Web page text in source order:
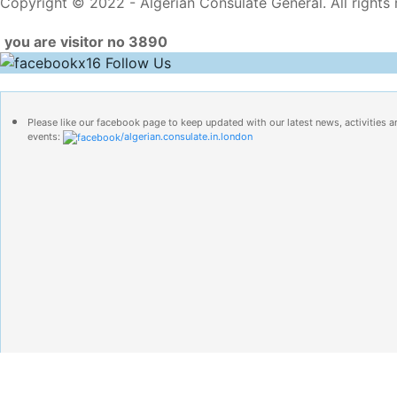
you are visitor no 3890
Follow Us
Please like our facebook page to keep updated with our latest news, activities
events:
/algerian.consulate.in.london